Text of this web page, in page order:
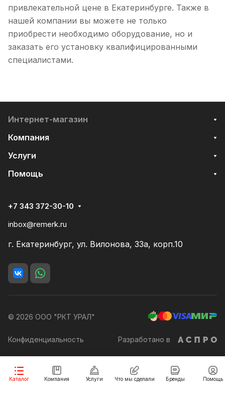
привлекательной цене в Екатеринбурге. Также в
нашей компании вы можете не только
приобрести необходимо оборудование, но и
заказать его установку квалифицированными
специалистами.
Каталог Компания Услуги Что мы сделали Бренды Помощь
Интернет-магазин
Компания
Услуги
Помощь
+7 343 372-30-10
inbox@remerk.ru
г. Екатеринбург, ул. Вилонова, 33а, корп.10
© 2026 ООО "РКТ УРАЛ"
Конфиденциальность Разработано в